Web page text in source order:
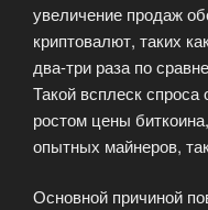
увеличение продаж
криптовалют, таких
два-три раза по
Такой всплеск
ростом цены
опытных майнеров,
Основной причиной